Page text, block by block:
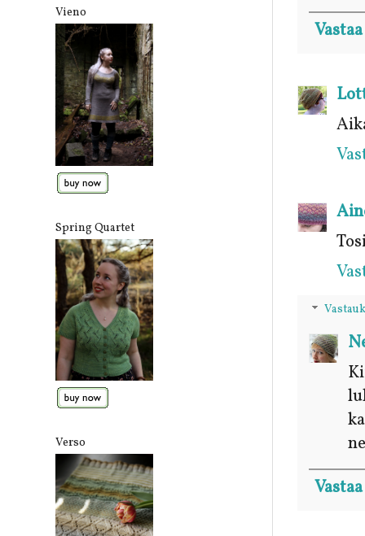
Vastaa
Vastaa
Vieno
Spring Quartet
Verso